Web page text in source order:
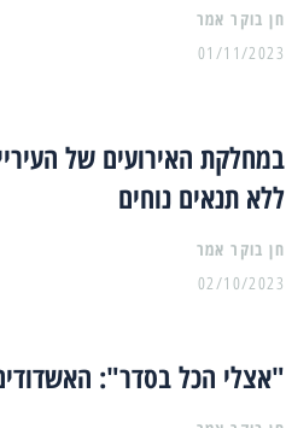
01/11/2023
במחלקת האירועים של
ללא תנאים נוחים
02/10/2023
"אצלי הכל בסדר":